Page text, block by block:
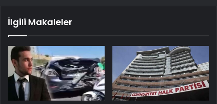
İlgili Makaleler